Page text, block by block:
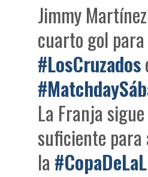
Jimmy
cuarto gol para
#LosCruzados
La Franja
suficiente para
la